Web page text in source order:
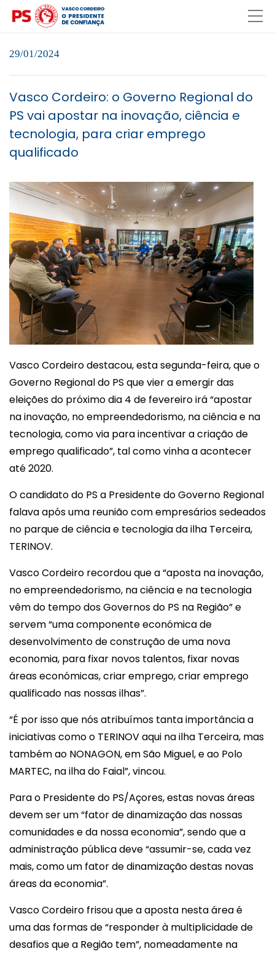
29/01/2024
Vasco Cordeiro: o Governo Regional do
PS vai apostar na inovação, ciência e
tecnologia, para criar emprego
qualificado
Vasco Cordeiro destacou, esta segunda-feira, que o
Governo Regional do PS que vier a emergir das
eleições do próximo dia 4 de fevereiro irá “apostar
na inovação, no empreendedorismo, na ciência e na
tecnologia, como via para incentivar a criação de
emprego qualificado”, tal como vinha a acontecer
até 2020.
O candidato do PS a Presidente do Governo Regional
falava após uma reunião com empresários sedeados
no parque de ciência e tecnologia da ilha Terceira,
TERINOV.
Vasco Cordeiro recordou que a “aposta na inovação,
no empreendedorismo, na ciência e na tecnologia
vêm do tempo dos Governos do PS na Região” e
servem “uma componente económica de
desenvolvimento de construção de uma nova
economia, para fixar novos talentos, fixar novas
áreas económicas, criar emprego, criar emprego
qualificado nas nossas ilhas”.
“É por isso que nós atribuímos tanta importância a
iniciativas como o TERINOV aqui na ilha Terceira, mas
também ao NONAGON, em São Miguel, e ao Polo
MARTEC, na ilha do Faial”, vincou.
Para o Presidente do PS/Açores, estas novas áreas
devem ser um “fator de dinamização das nossas
comunidades e da nossa economia”, sendo que a
administração pública deve “assumir-se, cada vez
mais, como um fator de dinamização destas novas
áreas da economia”.
Vasco Cordeiro frisou que a aposta nesta área é
uma das formas de “responder à multiplicidade de
desafios que a Região tem”, nomeadamente na